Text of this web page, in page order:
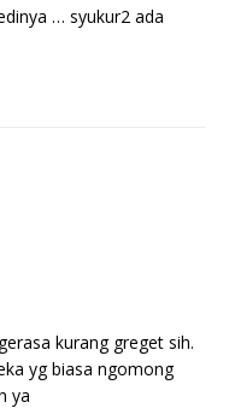
… syukur2 ada
kurang greget sih.
yg biasa ngomong
ya